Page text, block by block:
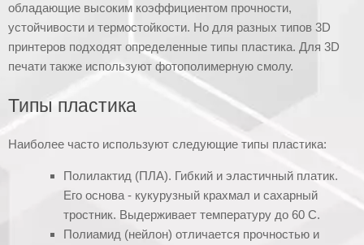
обладающие высоким коэффициентом прочности,
устойчивости и термостойкости. Но для разных типов 3D
принтеров подходят определенные типы пластика. Для 3D
печати также используют фотополимерную смолу.
Типы пластика
Наиболее часто используют следующие типы пластика:
Полилактид (ПЛА). Гибкий и эластичный платик.
Его основа - кукурузный крахмал и сахарный
тростник. Выдерживает температуру до 60 С.
Полиамид (нейлон) отличается прочностью и